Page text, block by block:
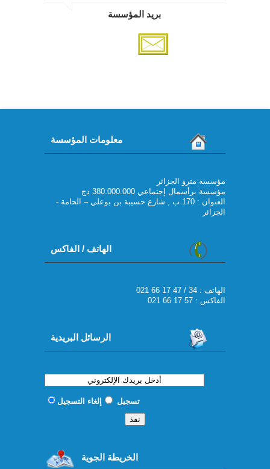
بريد المؤسسة
معلومات المؤسسة
مؤسسة مترو الجزائر
مؤسسة برأسمال إجتماعي 380.000.000 دج
العنوان : 170 ب , شارع حسيبة بن بوعلي – الحامة -
الجزائر
الهاتف / الفاكس
021 66 17 47 / 34 : الهاتف
الفاكس : 57 17 66 021
الرسائل البريدية
تسجيل إلغاء التسجيل
الخريطة الجوية